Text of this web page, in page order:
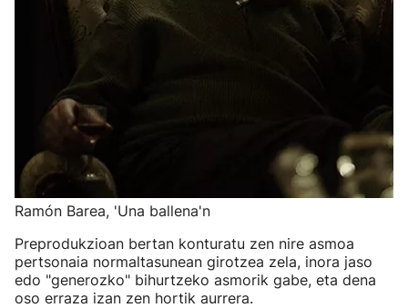
Ramón Barea, 'Una ballena'n
Preprodukzioan bertan konturatu zen nire asmoa
pertsonaia normaltasunean girotzea zela, inora jaso
edo "generozko" bihurtzeko asmorik gabe, eta dena
oso erraza izan zen hortik aurrera.